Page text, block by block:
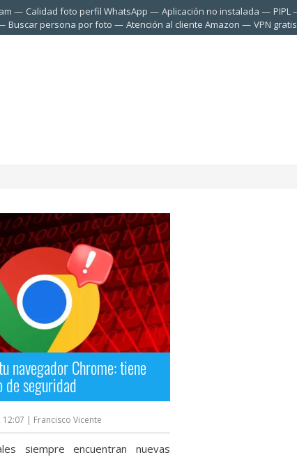
Calidad foto perfil WhatsApp Aplicación no instalada
PIPL
Buscar persona por foto Atención al cliente Amazon VPN gratis
navegador Chrome: tiene
de seguridad
| Francisco Vicente
siempre encuentran nuevas